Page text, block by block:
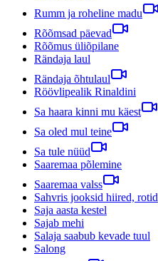
Rumm ja roheline madu
Rõõmsad päevad
Rõõmus üliõpilane
Rändaja laul
Rändaja õhtulaul
Röövlipealik Rinaldini
Sa haara kinni mu käest
Sa oled mul teine
Sa tule nüüd
Saaremaa põlemine
Saaremaa valss
Sahvris jooksid hiired, rotid
Saja aasta kestel
Sajab mehi
Salaja saabub kevade tuul
Salong